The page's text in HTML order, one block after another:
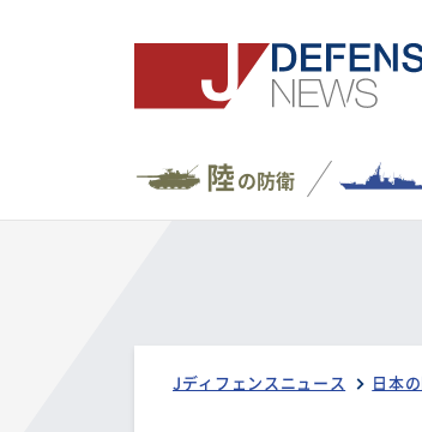
陸の防衛
Jディフェンスニュース 日本